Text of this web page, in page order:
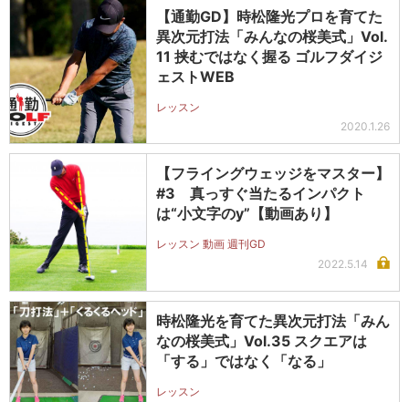
【通勤GD】時松隆光プロを育てた
異次元打法「みんなの桜美式」Vol.
11 挟むではなく握る ゴルフダイジ
ェストWEB
レッスン
2020.1.26
【フライングウェッジをマスター】
#3 真っすぐ当たるインパクト
は“小文字のy”【動画あり】
レッスン 動画 週刊GD
2022.5.14
時松隆光を育てた異次元打法「みん
なの桜美式」Vol.35 スクエアは
「する」ではなく「なる」
レッスン